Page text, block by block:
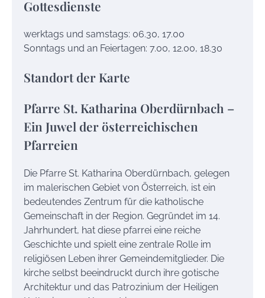
Gottesdienste
werktags und samstags: 06.30, 17.00
Sonntags und an Feiertagen: 7.00, 12.00, 18.30
Standort der Karte
Pfarre St. Katharina Oberdürnbach –
Ein Juwel der österreichischen
Pfarreien
Die Pfarre St. Katharina Oberdürnbach, gelegen
im malerischen Gebiet von Österreich, ist ein
bedeutendes Zentrum für die katholische
Gemeinschaft in der Region. Gegründet im 14.
Jahrhundert, hat diese pfarrei eine reiche
Geschichte und spielt eine zentrale Rolle im
religiösen Leben ihrer Gemeindemitglieder. Die
kirche selbst beeindruckt durch ihre gotische
Architektur und das Patrozinium der Heiligen